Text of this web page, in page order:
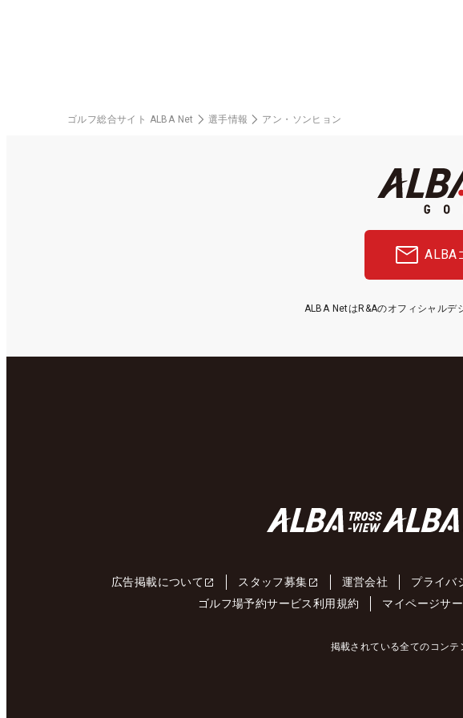
ゴルフ総合サイト ALBA Net 選手情報 アン・ソンヒョン
ALBA
ALBA NetはR&Aのオフィシャルデ
広告掲載について スタッフ募集 運営会社 プライバ
ゴルフ場予約サービス利用規約
マイページサ
掲載されている全てのコン